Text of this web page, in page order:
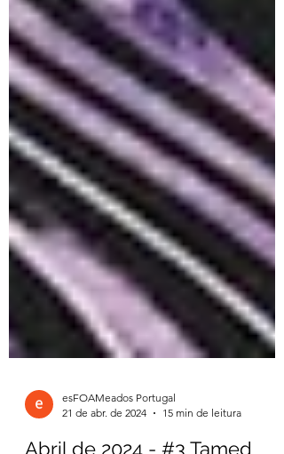
esFOAMeados Portugal